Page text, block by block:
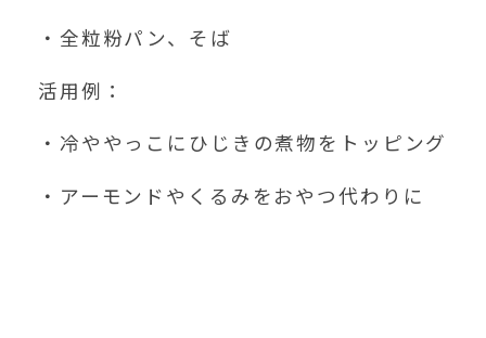
・全粒粉パン、そば
活用例：
・冷ややっこにひじきの煮物をトッピング
・アーモンドやくるみをおやつ代わりに